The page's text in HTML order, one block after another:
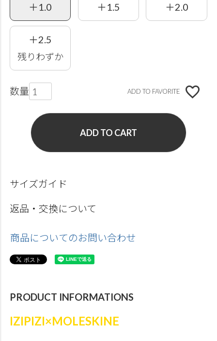
＋1.0 ＋1.5 ＋2.0
＋2.5
残りわずか
ADD TO FAVORITE
ADD TO CART
サイズガイド
返品・交換について
商品についてのお問い合わせ
PRODUCT INFORMATIONS
IZIPIZI×MOLESKINE